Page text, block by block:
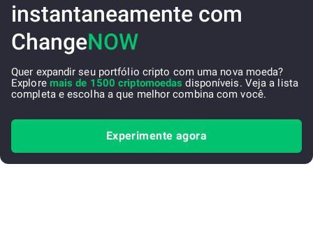
instantaneamente com
ChangeNOW
Quer expandir seu portfólio cripto com uma nova moeda?
Explore mais de 1500 criptomoedas disponíveis. Veja a lista
completa e escolha a que melhor combina com você.
Experimente agora